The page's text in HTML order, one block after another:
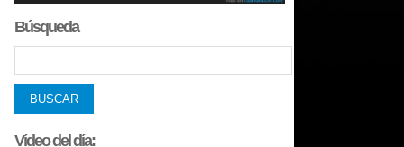
Búsqueda
Vídeo del día: